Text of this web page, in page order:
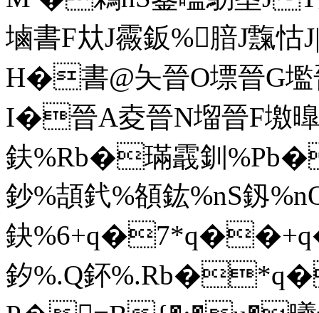
塷書F夶J霺鈑%腤J霼
H�書@夨晉O墂晉G
I�晉A夌晉N塯晉F墽曍
鈇%Rb�璊霵釧%
鈔%頡釴%頟鈜%nS釼
鈌
釸%.Q鈈